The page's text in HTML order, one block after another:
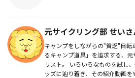
元サイクリング部 せい
キャンプをしながらの"貧乏"自転
るキャンプ道具」を追求する、
リスト。 いろいろなものを試し、巡り巡って100均キャンプグ
ッズに辿り着き、その紹介動画